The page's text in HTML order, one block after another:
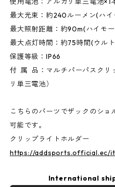
最大光束：約240ルーメン(ハイ
最大照射距離：約90m(ハイモ
最大点灯時間：約75時間(ウル
保護等級：IP66
付 属 品：マルチパーパスクリ
リ単三電池）
こちらのパーツでザックのシ
可能です。
クリップライトホルダー
https://addsports.official.ec/
International